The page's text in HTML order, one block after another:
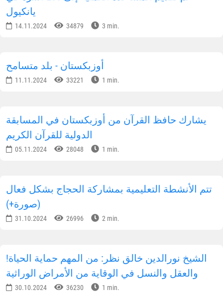
يانكيول
14.11.2024 34879 3 min.
أوزبكستان - بلد متسامح
11.11.2024 33221 1 min.
يشارك حافظ القرآن من أوزبكستان في المسابقة
الدولية للقرآن الكريم
05.11.2024 28048 1 min.
تتم الأنشطة التعليمية بمشاركة الحجاج بشكل فعال
(صورة+)
31.10.2024 26996 2 min.
!الشيخ نورالدين خالق نظر: من المهم حماية الحياة
والعقل والنسل في الوقاية من الأمراض الوراثية
30.10.2024 36230 1 min.